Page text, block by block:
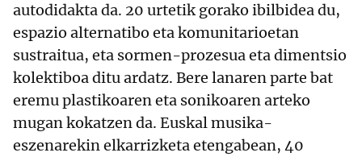
autodidakta da. 20 urtetik gorako ibilbidea du,
espazio alternatibo eta komunitarioetan
sustraitua, eta sormen-prozesua eta dimentsio
kolektiboa ditu ardatz. Bere lanaren parte bat
eremu plastikoaren eta sonikoaren arteko
mugan kokatzen da. Euskal musika-
eszenarekin elkarrizketa etengabean, 40